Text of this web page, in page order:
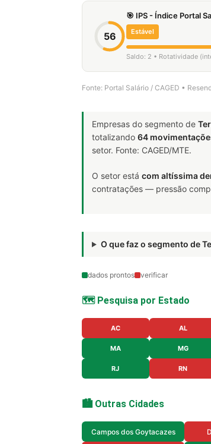
56
🎯 IPS - Índice Portal
Estável
Saldo: 2 • Rotatividade
Fonte: Portal Salário / CAGED •
Empresas do segmento de
totalizando 64
setor. Fonte: CAGED/MTE.
O setor está com altíssima
contratações — pressão
O que faz o segmento de
dados prontos verificar
🗺️ Pesquisa por Estado
AC AL
MA MG
RJ RN
🏙️ Outras Cidades
Campos dos Goytacazes